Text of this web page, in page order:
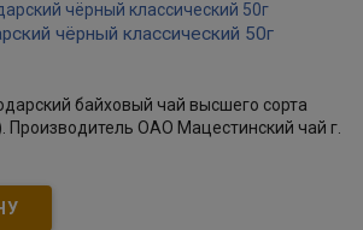
чёрный классический 50г
байховый чай высшего сорта
Производитель ОАО Мацестинский чай г.